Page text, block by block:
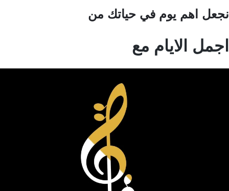
اهم يوم في حياتك من
الايام مع